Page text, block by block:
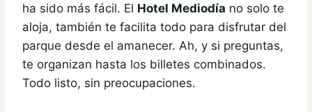
ha sido más fácil. El Hotel Mediodía no solo te
aloja, también te facilita todo para disfrutar del
parque desde el amanecer. Ah, y si preguntas,
te organizan hasta los billetes combinados.
Todo listo, sin preocupaciones.